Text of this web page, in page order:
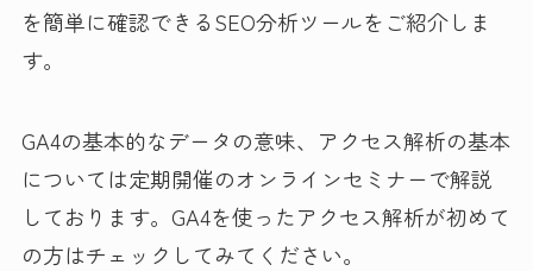
を簡単に確認できるSEO分析ツールをご紹介しま
す。
GA4の基本的なデータの意味、アクセス解析の基本
については定期開催のオンラインセミナーで解説
しております。GA4を使ったアクセス解析が初めて
の方はチェックしてみてください。